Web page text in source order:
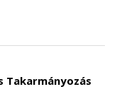
Takarmányozás